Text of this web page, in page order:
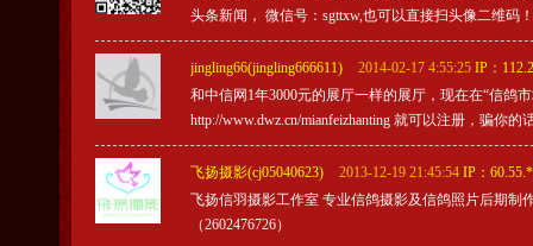
头条新闻， 微信号：sgttxw,也可以直接扫头像二维码
jingling66(jingling666611) 2014-02-17 4:55:25 IP：
和中信网1年3000元的展厅一样的展厅，现在在“信鸽
http://www.dwz.cn/mianfeizhanting 就可以注册，骗你
飞扬摄影(cj05040623) 2013-12-19 21:45:54 IP：
飞扬信羽摄影工作室 专业信鸽摄影及信鸽照片后期制
（2602476726）